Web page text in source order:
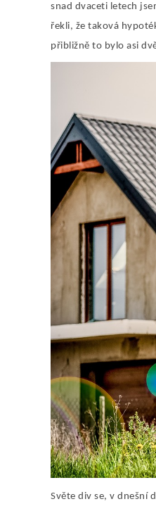
snad dvaceti letech
řekli, že taková
přibližně to bylo asi
Světe div se, v dnešní